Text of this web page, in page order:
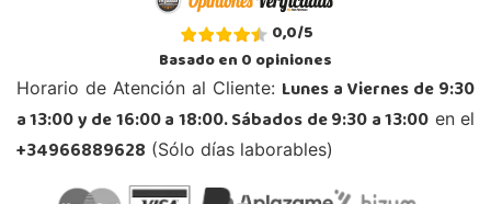
0,0/5
Basado en0opiniones
Horario de Atención al Cliente: Lunes a Viernes de 9:30
a 13:00 y de 16:00 a 18:00. Sábados de 9:30 a 13:00 en el
+34966889628 (Sólo días laborables)